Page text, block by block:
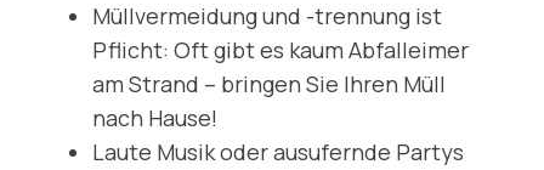
Müllvermeidung und -trennung ist
Pflicht: Oft gibt es kaum Abfalleimer
am Strand – bringen Sie Ihren Müll
nach Hause!
Laute Musik oder ausufernde Partys